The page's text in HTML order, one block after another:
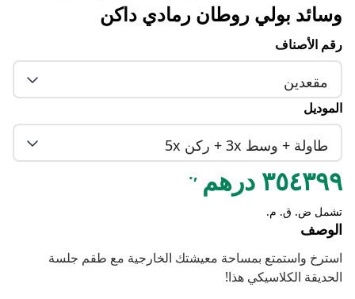
وسائد بولي روطان رمادي داكن
رقم الأصناف
مقعدين
الموديل
طاولة + وسط 3x + ركن 5x
٣٥٤٣٩٩ درهم ,.
تشمل ض. ق. م.
الوصف
استرخ واستمتع بمساحة معيشتك الخارجية مع طقم جلسة
الحديقة الكلاسيكي هذا!